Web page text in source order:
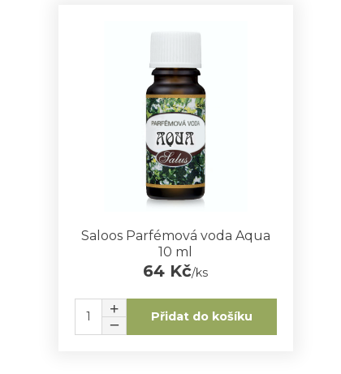
Saloos Parfémová voda Aqua
10 ml
64 Kč/ks
Přidat do košíku